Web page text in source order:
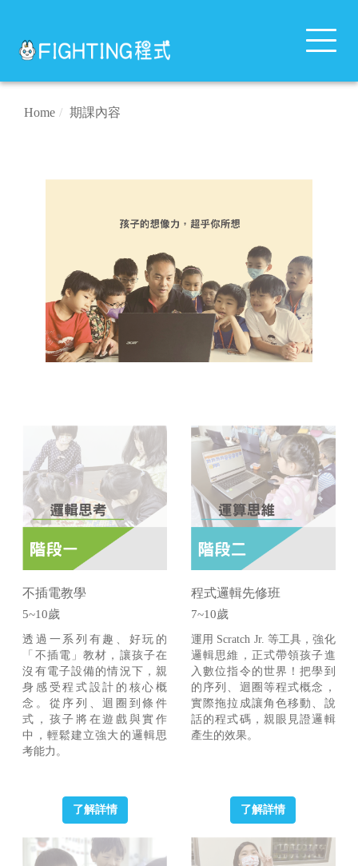
Toggle
Home 期課內容
不插電教學
5~10歲
透過一系列有趣、好玩的
「不插電」教材，讓孩子在
沒有電子設備的情況下，親
身感受程式設計的核心概
念。從序列、迴圈到條件
式，孩子將在遊戲與實作
中，輕鬆建立強大的邏輯思
考能力。
了解詳情
程式邏輯先修班
7~10歲
運用 Scratch Jr. 等工具，強化
邏輯思維，正式帶領孩子進
入數位指令的世界！把學到
的序列、迴圈等程式概念，
實際拖拉成讓角色移動、說
話的程式碼，親眼見證邏輯
產生的效果。
了解詳情